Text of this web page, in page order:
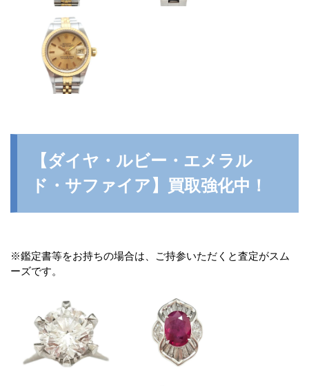
【ダイヤ・ルビー・エメラル
ド・サファイア】買取強化中！
※鑑定書等をお持ちの場合は、ご持参いただくと査定がスム
ーズです。